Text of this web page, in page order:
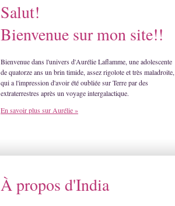
Salut!
Bienvenue sur mon site!!
Bienvenue dans l'univers d'Aurélie Laflamme, une adolescente
de quatorze ans un brin timide, assez rigolote et très maladroite,
qui a l'impression d'avoir été oubliée sur Terre par des
extraterrestres après un voyage intergalactique.
En savoir plus sur Aurélie »
À propos d'India